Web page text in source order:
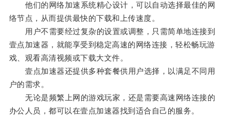
他们的网络加速系统精心设计，可以自动选择最佳的网
络节点，从而提供最快的下载和上传速度。
用户不需要经过复杂的设置或调整，只需简单地连接到
壹点加速器，就能享受到稳定高速的网络连接，轻松畅玩游
戏、观看高清视频或下载大文件。
壹点加速器还提供多种套餐供用户选择，以满足不同用
户的需求。
无论是频繁上网的游戏玩家，还是需要高速网络连接的
办公人员，都可以在壹点加速器找到适合自己的服务。